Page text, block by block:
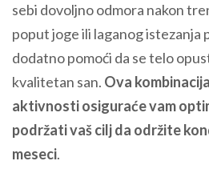
sebi dovoljno odmora nakon
poput joge ili laganog istezanja
dodatno pomoći da se telo
kvalitetan san. Ova
aktivnosti osiguraće vam
podržati vaš cilj da održite
meseci.